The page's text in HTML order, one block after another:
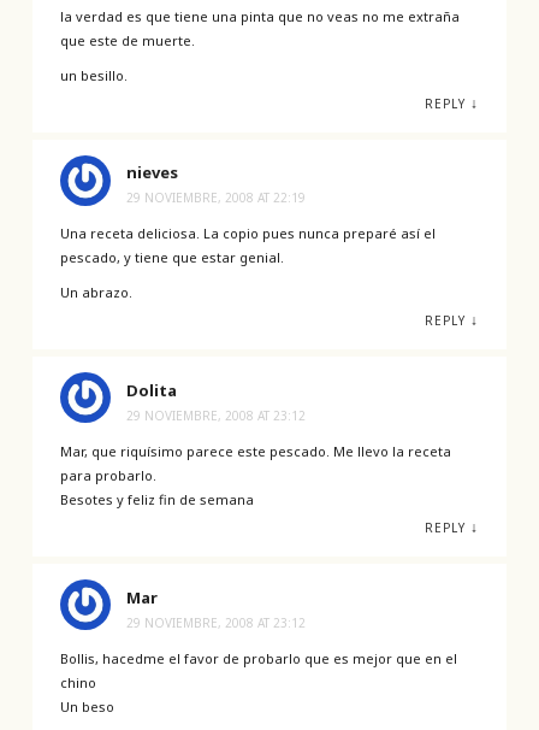
la verdad es que tiene una pinta que no veas no me extraña
que este de muerte.
un besillo.
REPLY ↓
nieves
29 NOVIEMBRE, 2008 AT 22:19
Una receta deliciosa. La copio pues nunca preparé así el
pescado, y tiene que estar genial.
Un abrazo.
REPLY ↓
Dolita
29 NOVIEMBRE, 2008 AT 23:12
Mar, que riquísimo parece este pescado. Me llevo la receta
para probarlo.
Besotes y feliz fin de semana
REPLY ↓
Mar
29 NOVIEMBRE, 2008 AT 23:12
Bollis, hacedme el favor de probarlo que es mejor que en el
chino
Un beso